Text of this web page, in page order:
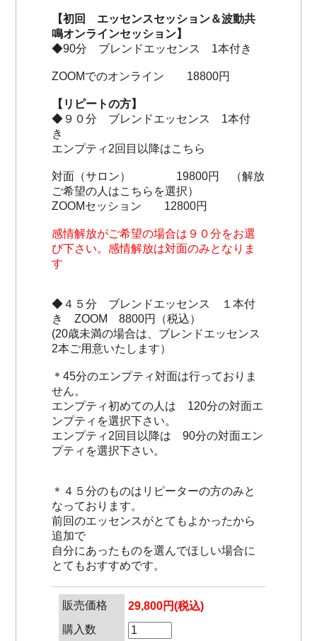
【初回 エッセンスセッション＆波動共
鳴オンラインセッション】
◆90分 ブレンドエッセンス 1本付き
ZOOMでのオンライン 18800円
【リピートの方】
◆９０分 ブレンドエッセンス 1本付
き
エンプティ2回目以降はこちら
対面（サロン） 19800円 （解放
ご希望の人はこちらを選択）
ZOOMセッション 12800円
感情解放がご希望の場合は９０分をお選
び下さい。感情解放は対面のみとなりま
す
◆４５分 ブレンドエッセンス １本付
き ZOOM 8800円（税込）
(20歳未満の場合は、ブレンドエッセンス
2本ご用意いたします）
＊45分のエンプティ対面は行っておりま
せん。
エンプティ初めての人は 120分の対面エ
ンプティを選択下さい。
エンプティ2回目以降は 90分の対面エン
プティを選択下さい。
＊４５分のものはリピーターの方のみと
なっております。
前回のエッセンスがとてもよかったから
追加で
自分にあったものを選んでほしい場合に
とてもおすすめです。
販売価格
29,800円(税込)
購入数